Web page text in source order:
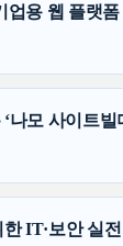
용 웹 플랫
모 사이트빌
IT·보안 실